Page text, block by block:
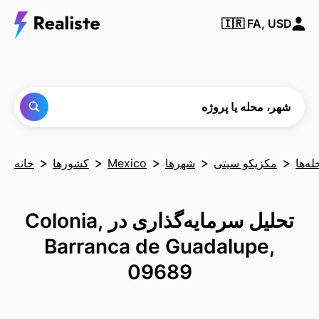
🇮🇷 FA, USD
شهر، محله یا پروژه
خانه کشورها Mexico شهرها مکزیکو سیتی
تحلیل سرمایه‌گذاری در Colonia,
Barranca de Guadalupe,
09689